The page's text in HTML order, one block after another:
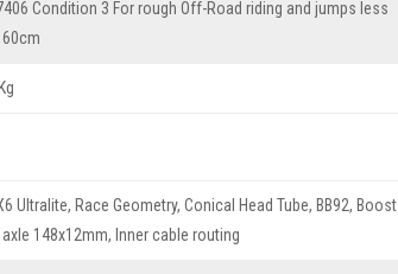
Condition 3 For rough Off-Road riding and jumps less
Ultralite, Race Geometry, Conical Head Tube, BB92, Boost
axle 148x12mm, Inner cable routing